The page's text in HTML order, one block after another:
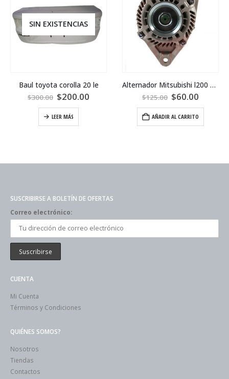
SIN EXISTENCIAS
Baul toyota corolla 20 le
$300.00 $200.00
LEER MÁS
Alternador Mitsubishi l200 2007
$125.00 $60.00
AÑADIR AL CARRITO
SUSCRIBIRSE A BOLETÍN DE OFERTAS
Correo electrónico:
CUENTA
Mi Cuenta
Términos y Condiciones
QUIÉNES SOMOS?
Nosotros
Tiendas
Contactos